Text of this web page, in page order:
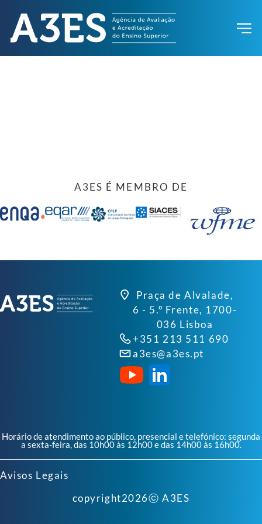
A3ES É MEMBRO DE
Praça de Alvalade,
6 - 5.º Frente, 1700-
036 Lisboa
+351 213 511 690
a3es@a3es.pt
Horário de atendimento ao público, presencial e telefónico: segunda
a sexta-feira, das 10h00 às 12h00 e das 14h00 às 16h00.
Avisos Legais
copyright2026ⓒ A3ES